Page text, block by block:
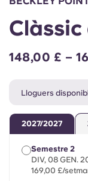
148,00 £ –
Lloguers
2027/2027
Semestre 2
DIV, 08 GEN.
169,00 £/